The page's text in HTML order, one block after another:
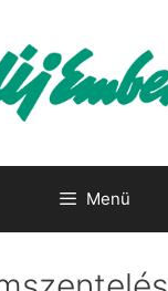
Menü